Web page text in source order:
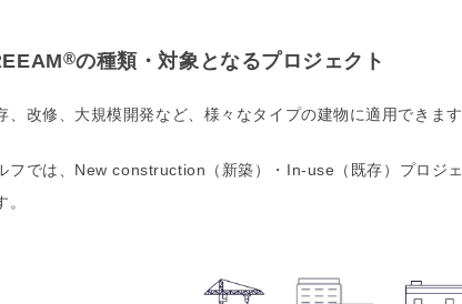
®の種類・対象となるプロジェクト
、改修、大規模開発など、様々なタイプの建物に適用できます
フでは、New construction（新築）・In-use（既存）プロジ